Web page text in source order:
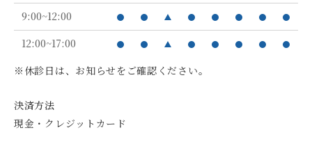
9:00~12:00
12:00~17:00
※休診日は、お知らせをご確認ください。
決済方法
現金・クレジットカード